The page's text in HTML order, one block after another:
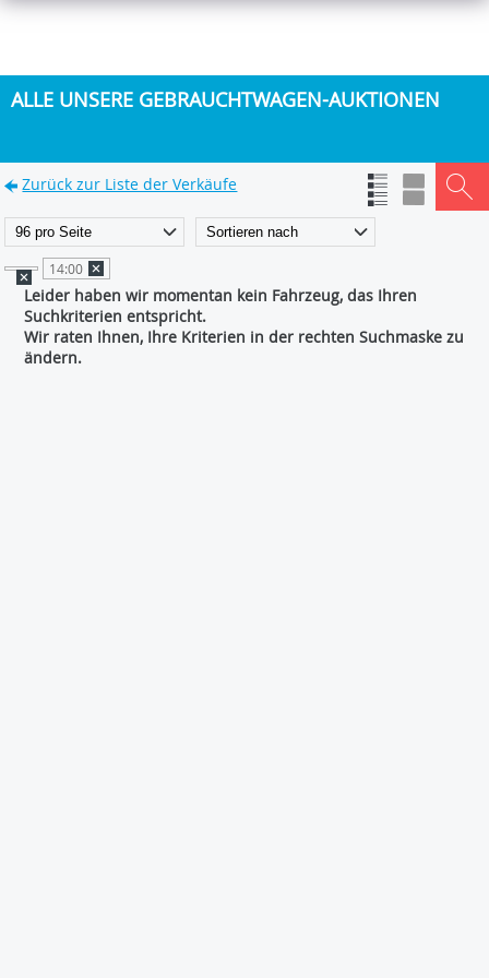
ALLE UNSERE GEBRAUCHTWAGEN-AUKTIONEN
Zurück zur Liste der Verkäufe
14:00
Leider haben wir momentan kein Fahrzeug, das Ihren
Suchkriterien entspricht.
Wir raten Ihnen, Ihre Kriterien in der rechten Suchmaske zu
ändern.